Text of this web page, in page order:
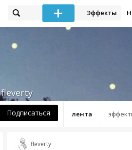
Эффекты
лента
fleverty
Подписаться
fleverty